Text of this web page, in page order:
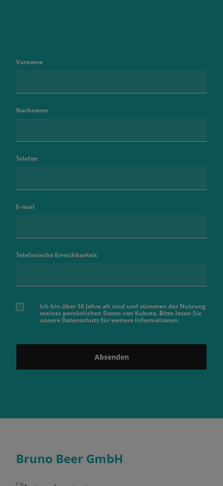
Vorname
Nachname
Telefon
E-mail
Telefonische Erreichbarkeit
Ich bin über 16 Jahre alt sind und stimmen der Nutzung
meiner persönlichen Daten von Kubota. Bitte lesen Sie
unsere Datenschutz für weitere Informationen
Absenden
Bruno Beer GmbH